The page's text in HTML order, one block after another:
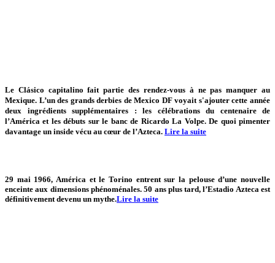
Le Clásico capitalino fait partie des rendez-vous à ne pas manquer au
Mexique. L’un des grands derbies de Mexico DF voyait s'ajouter cette année
deux ingrédients supplémentaires : les célébrations du centenaire de
l’América et les débuts sur le banc de Ricardo La Volpe. De quoi pimenter
davantage un inside vécu au cœur de l’Azteca. Lire la suite
29 mai 1966, América et le Torino entrent sur la pelouse d’une nouvelle
enceinte aux dimensions phénoménales. 50 ans plus tard, l’Estadio Azteca est
définitivement devenu un mythe.Lire la suite